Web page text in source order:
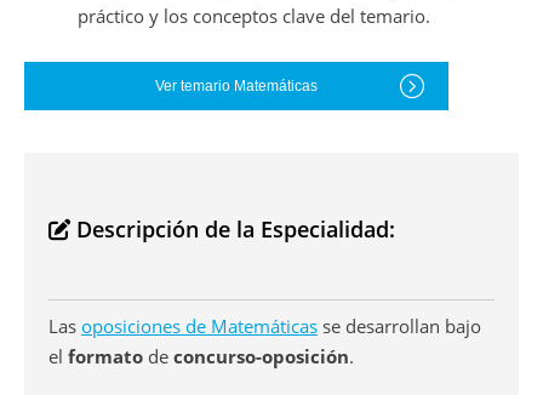
práctico y los conceptos clave del temario.
Ver temario Matemáticas
Descripción de la Especialidad:
Las oposiciones de Matemáticas se desarrollan bajo
el formato de concurso-oposición.